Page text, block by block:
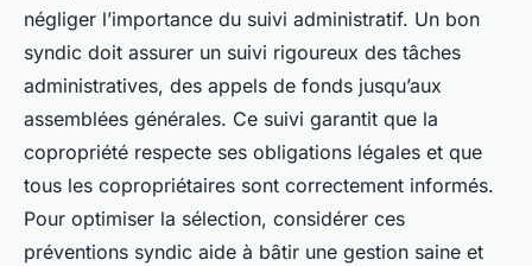
négliger l’importance du suivi administratif. Un bon
syndic doit assurer un suivi rigoureux des tâches
administratives, des appels de fonds jusqu’aux
assemblées générales. Ce suivi garantit que la
copropriété respecte ses obligations légales et que
tous les copropriétaires sont correctement informés.
Pour optimiser la sélection, considérer ces
préventions syndic aide à bâtir une gestion saine et